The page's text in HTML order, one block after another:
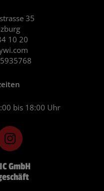
GmbH
I
n
s
t
a
35
10 20
bis 18:00 Uhr